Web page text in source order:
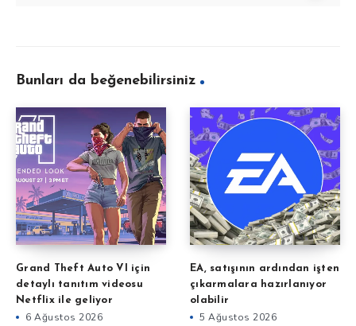
Bunları da beğenebilirsiniz
Grand Theft Auto VI için
detaylı tanıtım videosu
Netflix ile geliyor
6 Ağustos 2026
EA, satışının ardından işten
çıkarmalara hazırlanıyor
olabilir
5 Ağustos 2026